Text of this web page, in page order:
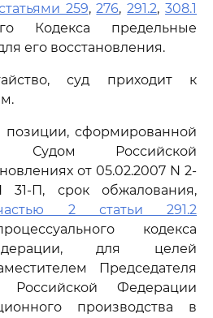
259,276,291.2,308.1
Кодекса предельные
его восстановления.
суд приходит к
позиции, сформированной
Судом Российской
от 05.02.2007 N 2-
31-П, срок обжалования,
2 статьи 291.2
кодекса
для целей
Председателя
Российской Федерации
производства в